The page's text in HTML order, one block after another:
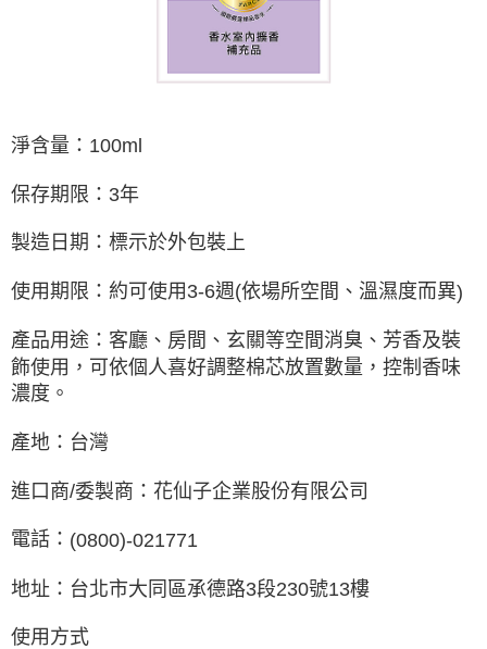
淨含量： 100ml
保存期限： 3年
製造日期：標示於外包裝上
使用期限：約可使用 3-6週(依場所空間、溫濕度而異)
產品用途：客廳、房間、玄關等空間消臭、芳香及裝
飾使用，可依個人喜好調整棉芯放置數量，控制香味
濃度。
產地：台灣
進口商/委製商：花仙子企業股份有限公司
電話： (0800)-021771
地址：台北市大同區承德路3段230號13樓
使用方式